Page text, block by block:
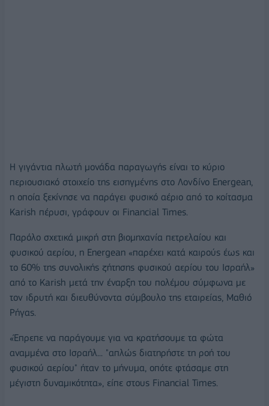
Η γιγάντια πλωτή μονάδα παραγωγής είναι το κύριο
περιουσιακό στοιχείο της εισηγμένης στο Λονδίνο Energean,
η οποία ξεκίνησε να παράγει φυσικό αέριο από το κοίτασμα
Karish πέρυσι, γράφουν οι Financial Times.
Παρόλο σχετικά μικρή στη βιομηχανία πετρελαίου και
φυσικού αερίου, η Energean «παρέχει κατά καιρούς έως και
το 60% της συνολικής ζήτησης φυσικού αερίου του Ισραήλ»
από το Karish μετά την έναρξη του πολέμου σύμφωνα με
τον ιδρυτή και διευθύνοντα σύμβουλο της εταιρείας, Μαθιό
Ρήγας.
«Έπρεπε να παράγουμε για να κρατήσουμε τα φώτα
αναμμένα στο Ισραήλ... "απλώς διατηρήστε τη ροή του
φυσικού αερίου" ήταν το μήνυμα, οπότε φτάσαμε στη
μέγιστη δυναμικότητα», είπε στους Financial Times.